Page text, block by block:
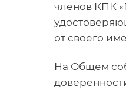
членов КПК
от своего
На Общем